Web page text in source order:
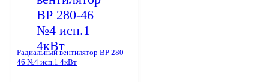
Радиальный вентилятор ВР 280-
46 №4 исп.1 4кВт